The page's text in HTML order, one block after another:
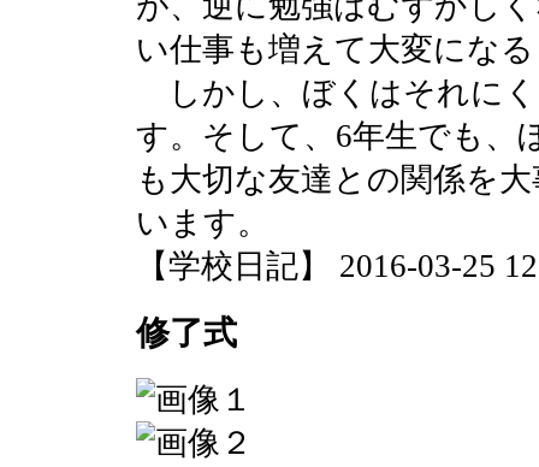
い仕事も増えて大変にな
しかし、ぼくはそれに
す。そして、6年生でも、
も大切な友達との関係を
います。
【学校日記】 2016-03-25
修了式